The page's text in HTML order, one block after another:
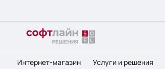
Интернет-магазин Услуги и решения